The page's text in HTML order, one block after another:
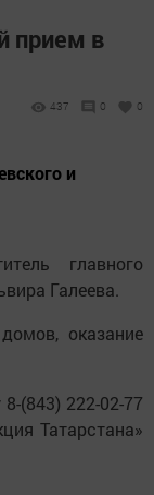
прием в
437 0 0
и
главного
Галеева.
оказание
(843) 222-02-77
Татарстана»